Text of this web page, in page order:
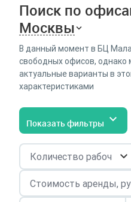
Поиск по
Москвы
В данный момент в БЦ
свободных офисов, однако
актуальные варианты в
характеристиками
Показать фильтры